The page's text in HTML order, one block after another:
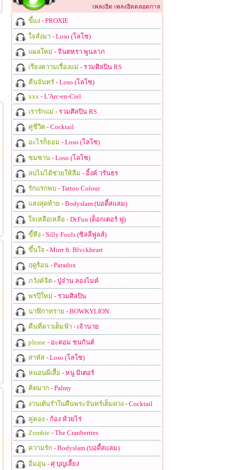
เพลงฮิต เพลงฮิตตลอดกาล
ขี้แง- PROXIE
ใจสั่งมา - Loso (โลโซ)
แผลใหม่ - จินตหรา พูนลาภ
เรียงความเรื่องแม่ - รวมศิลปิน RS
คืนจันทร์- Loso (โลโซ)
xxx - L'Arc-en-Ciel
เรารักแม่ - รวมศิลปิน RS
คู่ชีวิต- Cocktail
อะไรก็ยอม - Loso (โลโซ)
ซมซาน- Loso (โลโซ)
ลบไม่ได้ช่วยให้ลืม - อิ้งค์ วรันธร
รักแรกพบ- Tattoo Colour
แสงสุดท้าย - Bodyslam (บอดี้สแลม)
ใจเหลือเหลือ - Dr.Fuu (ด็อกเตอร์ ฟู)
ขี้หึง- Silly Fools (ซิลลี่ฟูลส์)
ขึ้นใจ - Mirrr ft. Blvckheart
ฤดูร้อน- Paradox
ภวังค์จิต- ปู่จ๋าน ลองไมค์
พรปีใหม่ - รวมศิลปิน
นาฬิกาทราย - BOWKYLION
คืนที่ดาวเต็มฟ้า - เจ้านาย
please- อะตอม ชนกันต์
สาหัส- Loso (โลโซ)
หนอนผีเสื้อ - หนู มิเตอร์
คิดมาก - Palmy
งานเต้นรำในคืนพระจันทร์เต็มดวง- Cocktail
คู่คอง- ก้อง ห้วยไร่
Zombie- The Cranberries
ความรัก - Bodyslam (บอดี้สแลม)
อิ่มอุ่น- ศุ บุญเลี้ยง